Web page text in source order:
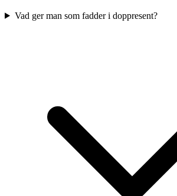
Vad ger man som fadder i doppresent?